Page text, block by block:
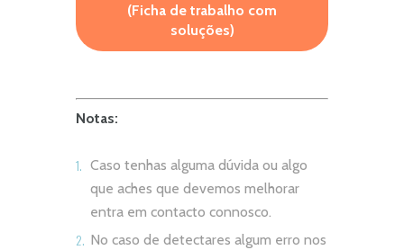
(Ficha de trabalho com
soluções)
Notas:
Caso tenhas alguma dúvida ou algo
que aches que devemos melhorar
entra em contacto connosco.
No caso de detectares algum erro nos